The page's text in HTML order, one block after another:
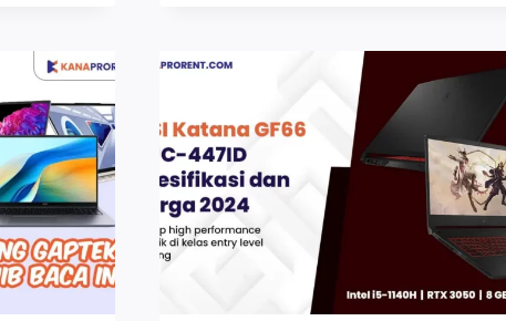
MINGGUAN
BULANAN